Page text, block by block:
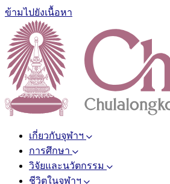
ข้ามไปยังเนื้อหา
เกี่ยวกับจุฬาฯ
การศึกษา
วิจัยและนวัตกรรม
ชีวิตในจุฬาฯ